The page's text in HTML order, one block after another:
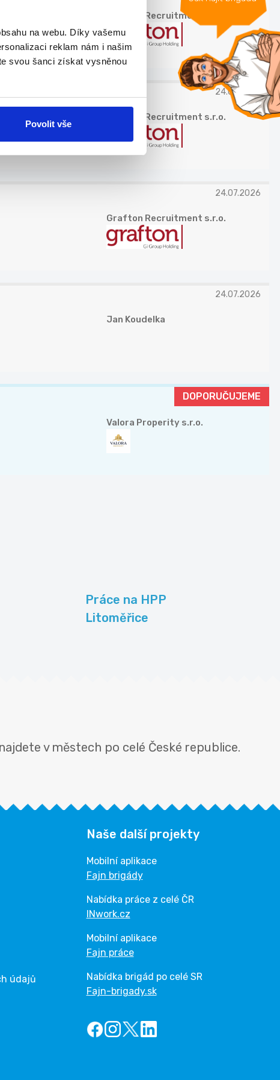
na webu. Díky vašemu
reklam nám i našim
svou šanci získat vysněnou
Povolit vše
Grafton Recruitment s.r.o.
24.07.2026
Grafton Recruitment s.r.o.
24.07.2026
Grafton Recruitment s.r.o.
24.07.2026
Jan Koudelka
DOPORUČUJEME
Valora Properity s.r.o.
Práce na HPP
Litoměřice
v městech po celé České republice.
údajů
Naše další projekty
Mobilní aplikace
Fajn brigády
Nabídka práce z celé ČR
INwork.cz
Mobilní aplikace
Fajn práce
Nabídka brigád po celé SR
Fajn-brigady.sk